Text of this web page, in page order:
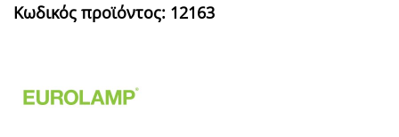
Κωδικός προϊόντος: 12163